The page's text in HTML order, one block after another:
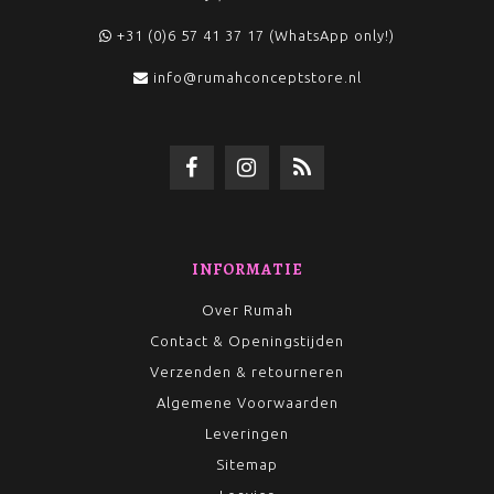
Bomberjacks, track jackets en streetwear ready pieces
Casual-chic, festivalproof en edgy
Verkrijgbaar in verschillende kleuren, prints en
+31 (0)6 57 41 37 17 (WhatsApp only!)
info@rumahconceptstore.nl
INFORMATIE
Over Rumah
Contact & Openingstijden
Verzenden & retourneren
Algemene Voorwaarden
Leveringen
Sitemap